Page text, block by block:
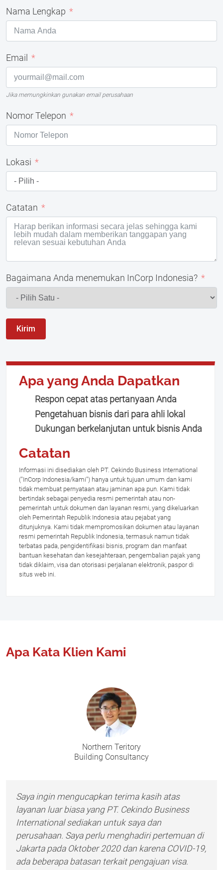
Nama Lengkap
Email
Jika memungkinkan gunakan email perusahaan
Nomor Telepon
Lokasi
Catatan
Bagaimana Anda menemukan InCorp Indonesia?
Kirim
Apa yang Anda Dapatkan
Respon cepat atas pertanyaan Anda
Pengetahuan bisnis dari para ahli lokal
Dukungan berkelanjutan untuk bisnis Anda
Catatan
Informasi ini disediakan oleh PT. Cekindo Business International
("InCorp Indonesia/kami") hanya untuk tujuan umum dan kami
tidak membuat pernyataan atau jaminan apa pun. Kami tidak
bertindak sebagai penyedia resmi pemerintah atau non-
pemerintah untuk dokumen dan layanan resmi, yang dikeluarkan
oleh Pemerintah Republik Indonesia atau pejabat yang
ditunjuknya. Kami tidak mempromosikan dokumen atau layanan
resmi pemerintah Republik Indonesia, termasuk namun tidak
terbatas pada, pengidentifikasi bisnis, program dan manfaat
bantuan kesehatan dan kesejahteraan, pengembalian pajak yang
tidak diklaim, visa dan otorisasi perjalanan elektronik, paspor di
situs web ini.
Apa Kata Klien Kami
Northern Teritory
Building Consultancy
Saya ingin mengucapkan terima kasih atas
layanan luar biasa yang PT. Cekindo Business
International sediakan untuk saya dan
perusahaan. Saya perlu menghadiri pertemuan di
Jakarta pada Oktober 2020 dan karena COVID-19,
ada beberapa batasan terkait pengajuan visa.